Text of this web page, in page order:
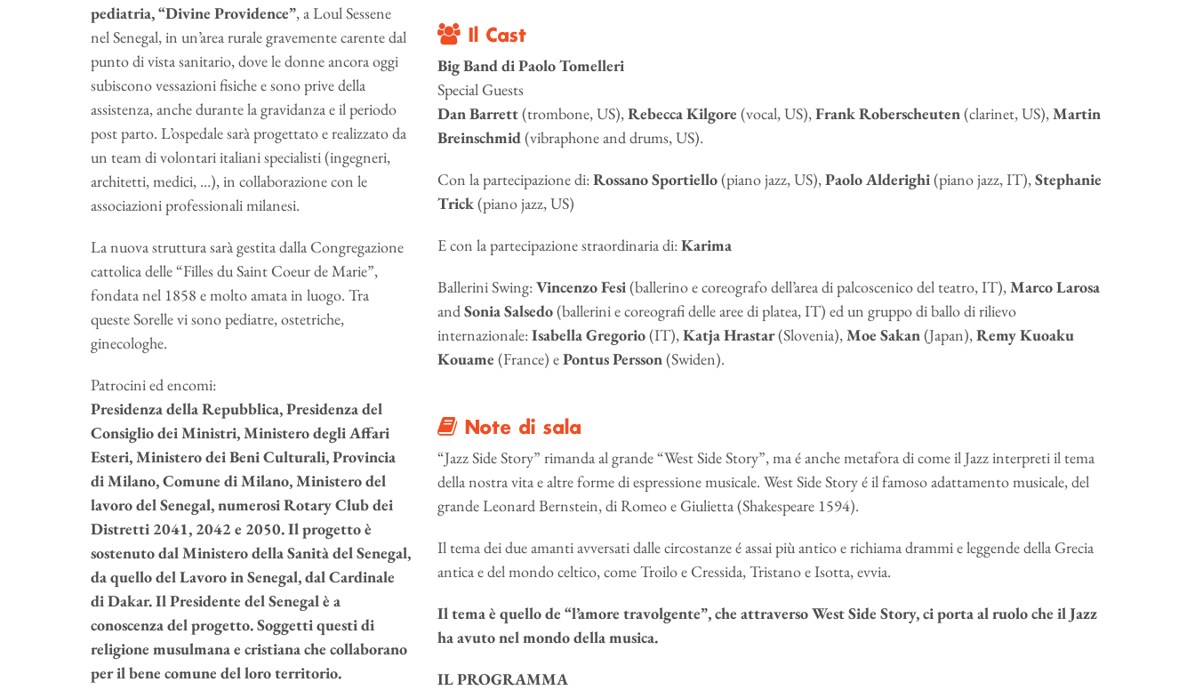
pediatria, “Divine Providence”, a Loul Sessene
nel Senegal, in un’area rurale gravemente carente dal
punto di vista sanitario, dove le donne ancora oggi
subiscono vessazioni fisiche e sono prive della
assistenza, anche durante la gravidanza e il periodo
post parto. L’ospedale sarà progettato e realizzato da
un team di volontari italiani specialisti (ingegneri,
architetti, medici, …), in collaborazione con le
associazioni professionali milanesi.
La nuova struttura sarà gestita dalla Congregazione
cattolica delle “Filles du Saint Coeur de Marie”,
fondata nel 1858 e molto amata in luogo. Tra
queste Sorelle vi sono pediatre, ostetriche,
ginecologhe.
Patrocini ed encomi:
Presidenza della Repubblica, Presidenza del
Consiglio dei Ministri, Ministero degli Affari
Esteri, Ministero dei Beni Culturali, Provincia
di Milano, Comune di Milano, Ministero del
lavoro del Senegal, numerosi Rotary Club dei
Distretti 2041, 2042 e 2050. Il progetto è
sostenuto dal Ministero della Sanità del Senegal,
da quello del Lavoro in Senegal, dal Cardinale
di Dakar. Il Presidente del Senegal è a
conoscenza del progetto. Soggetti questi di
religione musulmana e cristiana che collaborano
per il bene comune del loro territorio.
Il Cast
Big Band di Paolo Tomelleri
Special Guests
Dan Barrett(trombone, US),Rebecca Kilgore (vocal, US),Frank Roberscheuten(clarinet, US),Martin
Breinschmid(vibraphone and drums, US).
Con la partecipazione di:Rossano Sportiello(piano jazz, US),Paolo Alderighi(piano jazz, IT),Stephanie
Trick(piano jazz, US)
E con la partecipazione straordinaria di:Karima
Ballerini Swing:Vincenzo Fesi(ballerino e coreografo dell’area di palcoscenico del teatro, IT),Marco Larosa
andSonia Salsedo(ballerini e coreografi delle aree di platea, IT) ed un gruppo di ballo di rilievo
internazionale:Isabella Gregorio(IT),Katja Hrastar(Slovenia),Moe Sakan(Japan),Remy Kuoaku
Kouame (France) ePontus Persson(Swiden).
Note di sala
“Jazz Side Story” rimanda al grande “West Side Story”, ma é anche metafora di come il Jazz interpreti il tema
della nostra vita e altre forme di espressione musicale. West Side Story é il famoso adattamento musicale, del
grande Leonard Bernstein, di Romeo e Giulietta (Shakespeare 1594).
Il tema dei due amanti avversati dalle circostanze é assai più antico e richiama drammi e leggende della Grecia
antica e del mondo celtico, come Troilo e Cressida, Tristano e Isotta, evvia.
Il tema è quello de “l’amore travolgente”, che attraverso West Side Story, ci porta al ruolo che il Jazz
ha avuto nel mondo della musica.
IL PROGRAMMA